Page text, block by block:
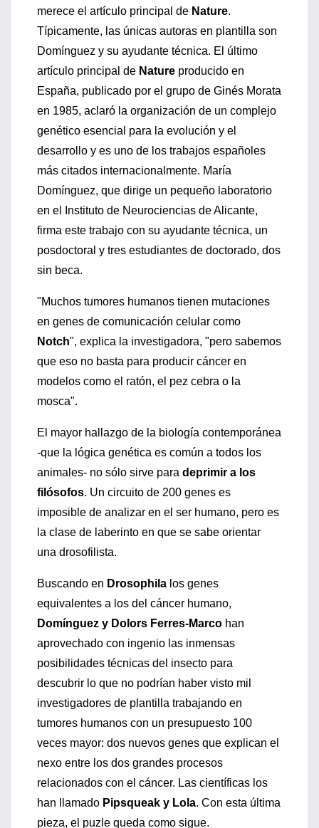
merece el artículo principal de Nature.
Típicamente, las únicas autoras en plantilla son
Domínguez y su ayudante técnica. El último
artículo principal de Nature producido en
España, publicado por el grupo de Ginés Morata
en 1985, aclaró la organización de un complejo
genético esencial para la evolución y el
desarrollo y es uno de los trabajos españoles
más citados internacionalmente. María
Domínguez, que dirige un pequeño laboratorio
en el Instituto de Neurociencias de Alicante,
firma este trabajo con su ayudante técnica, un
posdoctoral y tres estudiantes de doctorado, dos
sin beca.
"Muchos tumores humanos tienen mutaciones
en genes de comunicación celular como
Notch", explica la investigadora, "pero sabemos
que eso no basta para producir cáncer en
modelos como el ratón, el pez cebra o la
mosca".
El mayor hallazgo de la biología contemporánea
-que la lógica genética es común a todos los
animales- no sólo sirve para deprimir a los
filósofos. Un circuito de 200 genes es
imposible de analizar en el ser humano, pero es
la clase de laberinto en que se sabe orientar
una drosofilista.
Buscando en Drosophila los genes
equivalentes a los del cáncer humano,
Domínguez y Dolors Ferres-Marco han
aprovechado con ingenio las inmensas
posibilidades técnicas del insecto para
descubrir lo que no podrían haber visto mil
investigadores de plantilla trabajando en
tumores humanos con un presupuesto 100
veces mayor: dos nuevos genes que explican el
nexo entre los dos grandes procesos
relacionados con el cáncer. Las científicas los
han llamado Pipsqueak y Lola. Con esta última
pieza, el puzle queda como sigue.